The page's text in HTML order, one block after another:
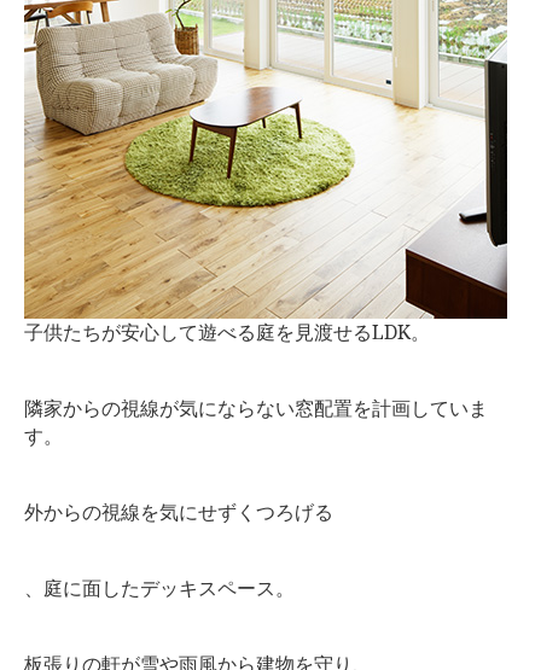
子供たちが安心して遊べる庭を見渡せるLDK。
隣家からの視線が気にならない窓配置を計画していま
す。
外からの視線を気にせずくつろげる
、庭に面したデッキスペース。
板張りの軒が雪や雨風から建物を守り、